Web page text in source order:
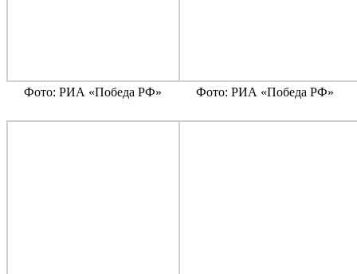
Фото: РИА «Победа РФ» Фото: РИА «Победа РФ»